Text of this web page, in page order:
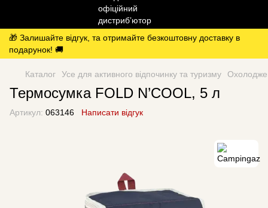
🎁 Залишайте відгук, та отримайте безкоштовну доставку в
подарунок! 🚚
Каталог Усе для активного відпочинку та туризму
Термосумка FOLD N’COOL, 5 л
Артикул: 063146 Написати відгук